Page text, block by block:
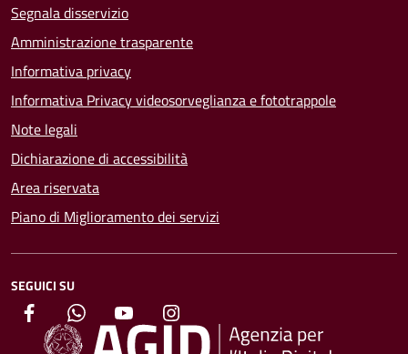
Segnala disservizio
Amministrazione trasparente
Informativa privacy
Informativa Privacy videosorveglianza e fototrappole
Note legali
Dichiarazione di accessibilità
Area riservata
Piano di Miglioramento dei servizi
SEGUICI SU